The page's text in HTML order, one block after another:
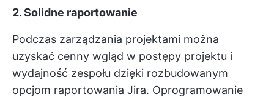
2. Solidne raportowanie
Podczas zarządzania projektami można
uzyskać cenny wgląd w postępy projektu i
wydajność zespołu dzięki rozbudowanym
opcjom raportowania Jira. Oprogramowanie